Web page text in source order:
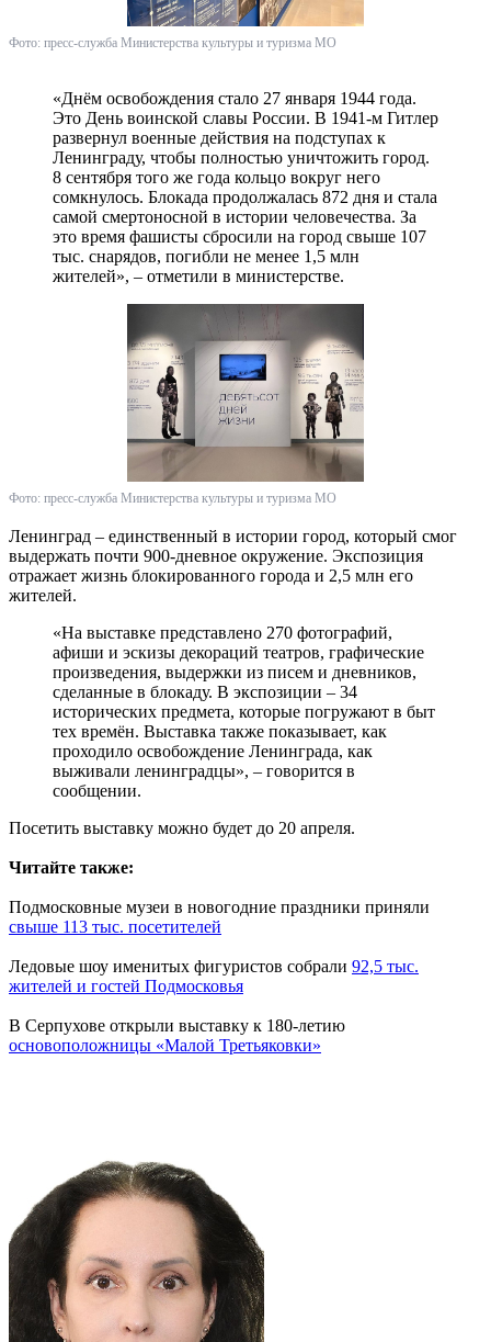
Фото: пресс-служба Министерства культуры и туризма МО
«Днём освобождения стало 27 января 1944 года.
Это День воинской славы России. В 1941-м Гитлер
развернул военные действия на подступах к
Ленинграду, чтобы полностью уничтожить город.
8 сентября того же года кольцо вокруг него
сомкнулось. Блокада продолжалась 872 дня и стала
самой смертоносной в истории человечества. За
это время фашисты сбросили на город свыше 107
тыс. снарядов, погибли не менее 1,5 млн
жителей», – отметили в министерстве.
Фото: пресс-служба Министерства культуры и туризма МО
Ленинград – единственный в истории город, который смог
выдержать почти 900-дневное окружение. Экспозиция
отражает жизнь блокированного города и 2,5 млн его
жителей.
«На выставке представлено 270 фотографий,
афиши и эскизы декораций театров, графические
произведения, выдержки из писем и дневников,
сделанные в блокаду. В экспозиции – 34
исторических предмета, которые погружают в быт
тех времён. Выставка также показывает, как
проходило освобождение Ленинграда, как
выживали ленинградцы», – говорится в
сообщении.
Посетить выставку можно будет до 20 апреля.
Читайте также:
Подмосковные музеи в новогодние праздники приняли
свыше 113 тыс. посетителей
Ледовые шоу именитых фигуристов собрали 92,5 тыс.
жителей и гостей Подмосковья
В Серпухове открыли выставку к 180-летию
основоположницы «Малой Третьяковки»